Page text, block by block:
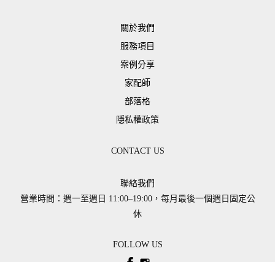
關於我們
服務項目
案例分享
家配師
部落格
隱私權政策
CONTACT US
聯絡我們
營業時間：週一至週日 11:00–19:00，每月最後一個週日固定公
休
FOLLOW US